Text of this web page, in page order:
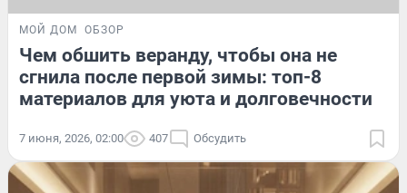
МОЙ ДОМ ОБЗОР
Чем обшить веранду, чтобы она не
сгнила после первой зимы: топ-8
материалов для уюта и долговечности
7 июня, 2026, 02:00 407 Обсудить